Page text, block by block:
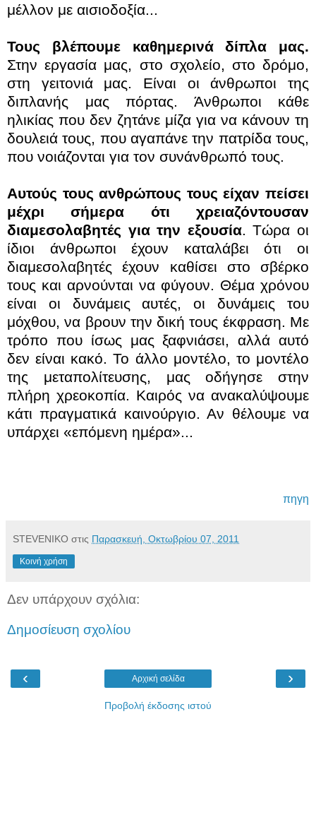
μέλλον με αισιοδοξία...
Τους βλέπουμε καθημερινά δίπλα μας.
Στην εργασία μας, στο σχολείο, στο δρόμο,
στη γειτονιά μας. Είναι οι άνθρωποι της
διπλανής μας πόρτας. Άνθρωποι κάθε
ηλικίας που δεν ζητάνε μίζα για να κάνουν τη
δουλειά τους, που αγαπάνε την πατρίδα τους,
που νοιάζονται για τον συνάνθρωπό τους.
Αυτούς τους ανθρώπους τους είχαν πείσει
μέχρι σήμερα ότι χρειαζόντουσαν
διαμεσολαβητές για την εξουσία. Τώρα οι
ίδιοι άνθρωποι έχουν καταλάβει ότι οι
διαμεσολαβητές έχουν καθίσει στο σβέρκο
τους και αρνούνται να φύγουν. Θέμα χρόνου
είναι οι δυνάμεις αυτές, οι δυνάμεις του
μόχθου, να βρουν την δική τους έκφραση. Με
τρόπο που ίσως μας ξαφνιάσει, αλλά αυτό
δεν είναι κακό. Το άλλο μοντέλο, το μοντέλο
της μεταπολίτευσης, μας οδήγησε στην
πλήρη χρεοκοπία. Καιρός να ανακαλύψουμε
κάτι πραγματικά καινούργιο. Αν θέλουμε να
υπάρχει «επόμενη ημέρα»...
πηγη
STEVENIKO στις Παρασκευή, Οκτωβρίου 07, 2011
Κοινή χρήση
Δεν υπάρχουν σχόλια:
Δημοσίευση σχολίου
‹ ›
Αρχική σελίδα
Προβολή έκδοσης ιστού